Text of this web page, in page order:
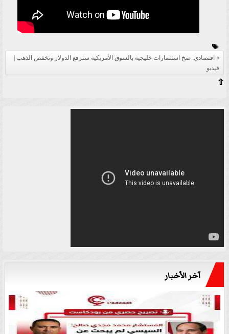
اقتصادي: ضخ استثمارات خليجية بالسوق الأمريكية سترفع الدولار وتخفض الذهب |
فيديو
⇧
آخر الأخبار